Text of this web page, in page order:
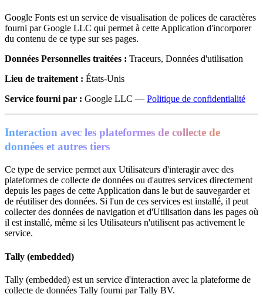
Google Fonts est un service de visualisation de polices de caractères
fourni par Google LLC qui permet à cette Application d'incorporer
du contenu de ce type sur ses pages.
Données Personnelles traitées : Traceurs, Données d'utilisation
Lieu de traitement : États-Unis
Service fourni par : Google LLC — Politique de confidentialité
Interaction avec les plateformes de collecte de
données et autres tiers
Ce type de service permet aux Utilisateurs d'interagir avec des
plateformes de collecte de données ou d'autres services directement
depuis les pages de cette Application dans le but de sauvegarder et
de réutiliser des données. Si l'un de ces services est installé, il peut
collecter des données de navigation et d'Utilisation dans les pages où
il est installé, même si les Utilisateurs n'utilisent pas activement le
service.
Tally (embedded)
Tally (embedded) est un service d'interaction avec la plateforme de
collecte de données Tally fourni par Tally BV.